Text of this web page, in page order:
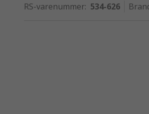
RS-varenummer: 534-626